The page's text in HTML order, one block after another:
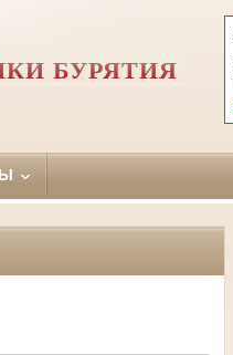
БУРЯТИЯ